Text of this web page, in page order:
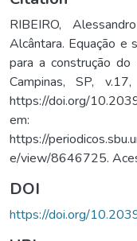
RIBEIRO,
Alcântara. Equação e
para a construção do
Campinas, SP,
https://doi.org/
em:
https://
e/view/8646725.
DOI
https://doi.org/